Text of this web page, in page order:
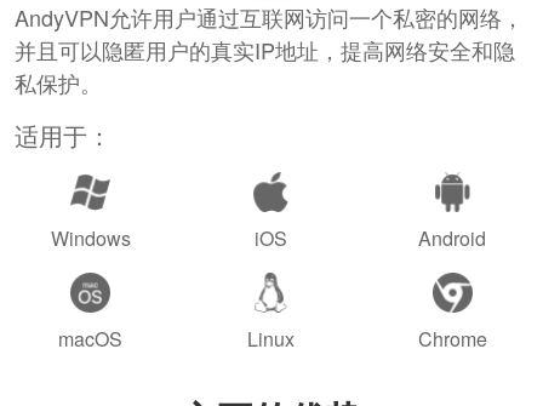
AndyVPN允许用户通过互联网访问一个私密的网络，
并且可以隐匿用户的真实IP地址，提高网络安全和隐
私保护。
适用于：
Windows iOS Android
macOS Linux Chrome